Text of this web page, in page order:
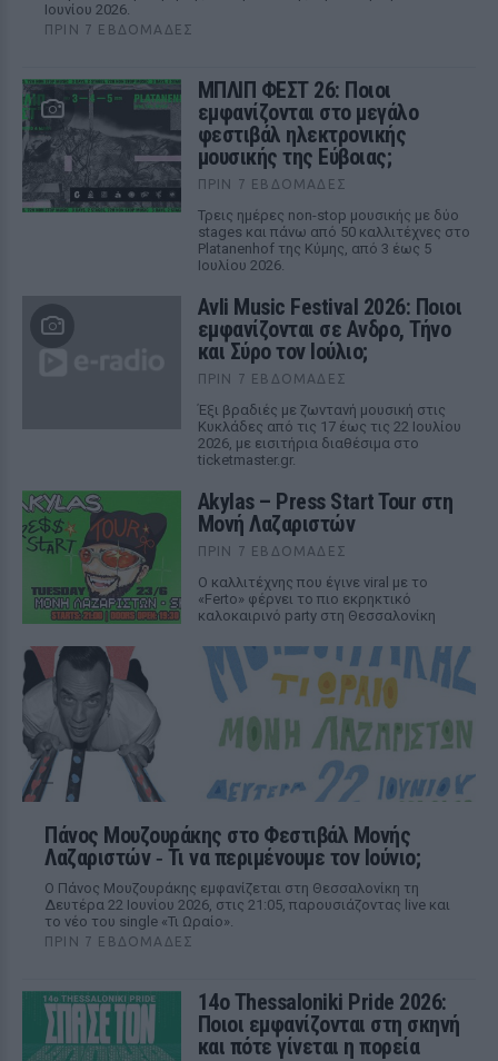
Ιουνίου 2026.
ΠΡΙΝ 7 ΕΒΔΟΜΆΔΕΣ
ΜΠΛΙΠ ΦΕΣΤ 26: Ποιοι
εμφανίζονται στο μεγάλο
φεστιβάλ ηλεκτρονικής
μουσικής της Εύβοιας;
ΠΡΙΝ 7 ΕΒΔΟΜΆΔΕΣ
Τρεις ημέρες non-stop μουσικής με δύο
stages και πάνω από 50 καλλιτέχνες στο
Platanenhof της Κύμης, από 3 έως 5
Ιουλίου 2026.
Avli Music Festival 2026: Ποιοι
εμφανίζονται σε Ανδρο, Τήνο
και Σύρο τον Ιούλιο;
ΠΡΙΝ 7 ΕΒΔΟΜΆΔΕΣ
Έξι βραδιές με ζωντανή μουσική στις
Κυκλάδες από τις 17 έως τις 22 Ιουλίου
2026, με εισιτήρια διαθέσιμα στο
ticketmaster.gr.
Akylas – Press Start Tour στη
Μονή Λαζαριστών
ΠΡΙΝ 7 ΕΒΔΟΜΆΔΕΣ
Ο καλλιτέχνης που έγινε viral με το
«Ferto» φέρνει το πιο εκρηκτικό
καλοκαιρινό party στη Θεσσαλονίκη
Πάνος Μουζουράκης στο Φεστιβάλ Μονής
Λαζαριστών ‑ Τι να περιμένουμε τον Ιούνιο;
Ο Πάνος Μουζουράκης εμφανίζεται στη Θεσσαλονίκη τη
Δευτέρα 22 Ιουνίου 2026, στις 21:05, παρουσιάζοντας live και
το νέο του single «Τι Ωραίο».
ΠΡΙΝ 7 ΕΒΔΟΜΆΔΕΣ
14ο Thessaloniki Pride 2026:
Ποιοι εμφανίζονται στη σκηνή
και πότε γίνεται η πορεία